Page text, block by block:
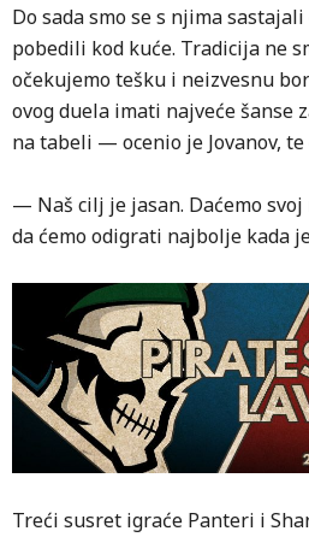
Do sada smo se s njima
pobedili kod kuće. Tradicija ne
očekujemo tešku i neizvesnu
ovog duela imati najveće šanse
na tabeli — ocenio je Jovanov, te
— Naš cilj je jasan. Daćemo
da ćemo odigrati najbolje kada
Treći susret igraće Panteri i